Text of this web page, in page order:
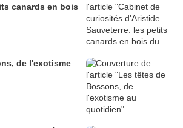
canards en bois
de l'exotisme